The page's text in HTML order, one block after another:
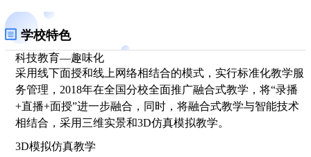
学校特色
科技教育—趣味化
采用线下面授和线上网络相结合的模式，实行标准化教学服
务管理，2018年在全国分校全面推广融合式教学，将“录播
+直播+面授”进一步融合，同时，将融合式教学与智能技术
相结合，采用三维实景和3D仿真模拟教学。
3D模拟仿真教学